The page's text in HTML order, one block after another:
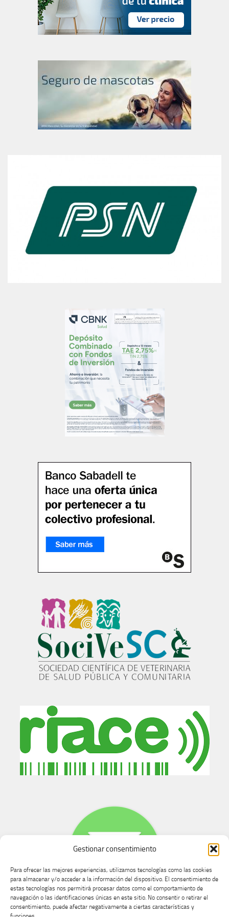
Gestionar consentimiento
Para ofrecer las mejores experiencias, utilizamos tecnologías como las cookies
para almacenar y/o acceder a la información del dispositivo. El consentimiento de
estas tecnologías nos permitirá procesar datos como el comportamiento de
navegación o las identificaciones únicas en este sitio. No consentir o retirar el
consentimiento, puede afectar negativamente a ciertas características y
Buzón de dudas, quejas y sugerencias